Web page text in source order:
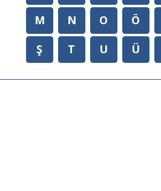
M
N O Ö
Ş
T U Ü